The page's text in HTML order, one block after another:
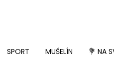
SPORT MUŠELÍN 💐 NA